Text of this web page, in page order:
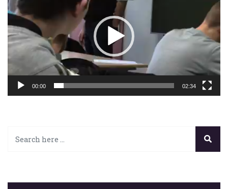
00:00 02:34